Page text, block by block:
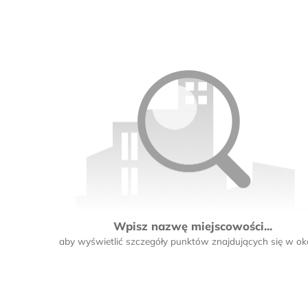
Wpisz nazwę miejscowości...
aby wyświetlić szczegóły punktów znajdujących się w